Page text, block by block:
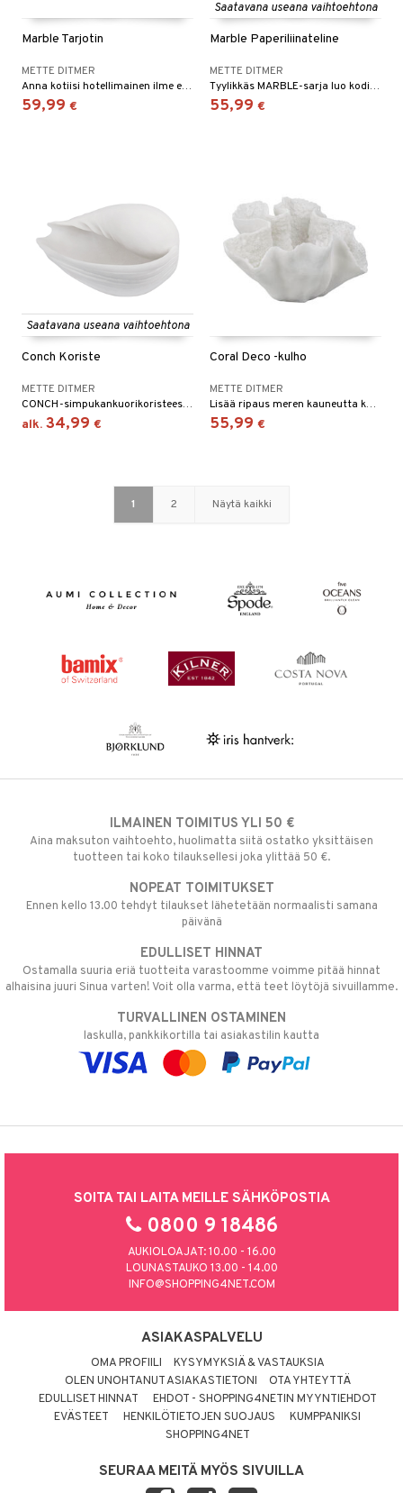
Marble Tarjotin
METTE DITMER
Anna kotiisi hotellimainen ilme elegantilla ja tyylikkäällä MARBLE-sarjalla.
59,99 €
Saatavana useana vaihtoehtona
Marble Paperiliinateline
METTE DITMER
Tyylikkäs MARBLE-sarja luo kodin sisustukseen ylellisyyttä ja hotellityyliä.
55,99 €
Saatavana useana vaihtoehtona
Conch Koriste
METTE DITMER
CONCH-simpukankuorikoristeessa on kaunis ja jännittävä muoto, joka säteilee rauhaa – voit melkein tuntea meren katsomalla ja koskettamalla sitä
alk. 34,99 €
Coral Deco -kulho
METTE DITMER
Lisää ripaus meren kauneutta kotiisi Mette Ditmerin CORAL-koristekulholla, joka on erittäin aidon näköinen.
55,99 €
1 2 Näytä kaikki
ILMAINEN TOIMITUS YLI 50 €
Aina maksuton vaihtoehto, huolimatta siitä ostatko yksittäisen
tuotteen tai koko tilauksellesi joka ylittää 50 €.
NOPEAT TOIMITUKSET
Ennen kello 13.00 tehdyt tilaukset lähetetään normaalisti samana
päivänä
EDULLISET HINNAT
Ostamalla suuria eriä tuotteita varastoomme voimme pitää hinnat
alhaisina juuri Sinua varten! Voit olla varma, että teet löytöjä sivuillamme.
TURVALLINEN OSTAMINEN
laskulla, pankkikortilla tai asiakastilin kautta
SOITA TAI LAITA MEILLE SÄHKÖPOSTIA
0800 9 18486
AUKIOLOAJAT: 10.00 - 16.00
LOUNASTAUKO 13.00 - 14.00
INFO@SHOPPING4NET.COM
ASIAKASPALVELU
OMA PROFIILI
KYSYMYKSIÄ & VASTAUKSIA
OLEN UNOHTANUT ASIAKASTIETONI
OTA YHTEYTTÄ
EDULLISET HINNAT
EHDOT - SHOPPING4NETIN MYYNTIEHDOT
EVÄSTEET
HENKILÖTIETOJEN SUOJAUS
KUMPPANIKSI
SHOPPING4NET
SEURAA MEITÄ MYÖS SIVUILLA